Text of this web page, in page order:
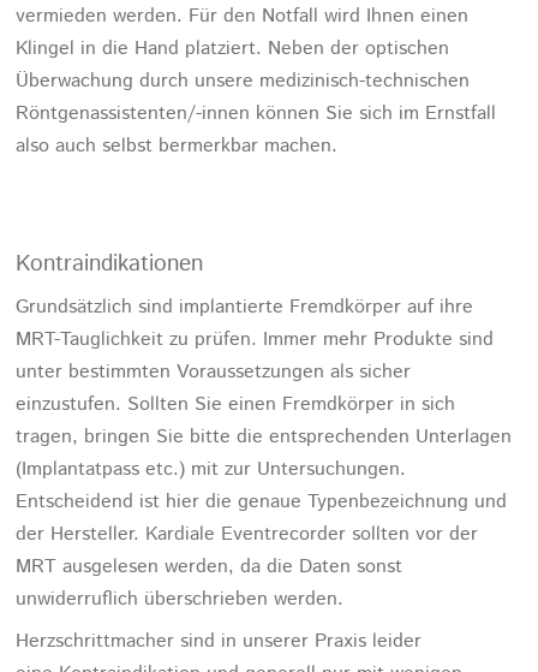
vermieden werden. Für den Notfall wird Ihnen einen
Klingel in die Hand platziert. Neben der optischen
Überwachung durch unsere medizinisch-technischen
Röntgenassistenten/-innen können Sie sich im Ernstfall
also auch selbst bermerkbar machen.
Kontraindikationen
Grundsätzlich sind implantierte Fremdkörper auf ihre
MRT-Tauglichkeit zu prüfen. Immer mehr Produkte sind
unter bestimmten Voraussetzungen als sicher
einzustufen. Sollten Sie einen Fremdkörper in sich
tragen, bringen Sie bitte die entsprechenden Unterlagen
(Implantatpass etc.) mit zur Untersuchungen.
Entscheidend ist hier die genaue Typenbezeichnung und
der Hersteller. Kardiale Eventrecorder sollten vor der
MRT ausgelesen werden, da die Daten sonst
unwiderruflich überschrieben werden.
Herzschrittmacher sind in unserer Praxis leider